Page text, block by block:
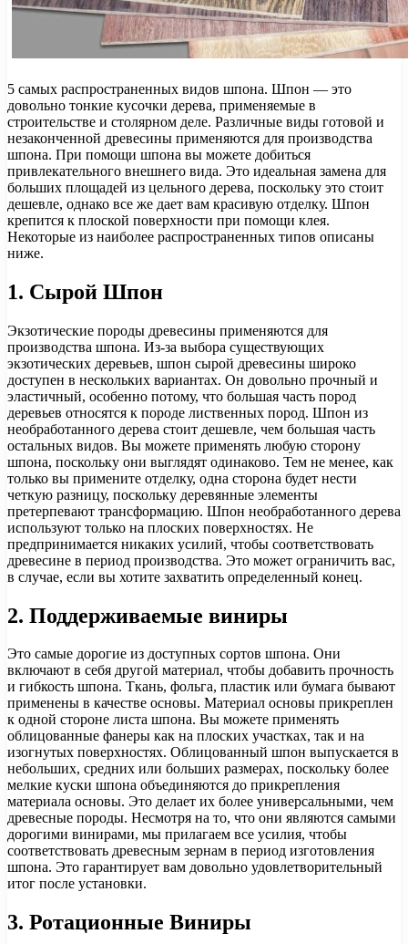
5 самых распространенных видов шпона. Шпон — это
довольно тонкие кусочки дерева, применяемые в
строительстве и столярном деле. Различные виды готовой и
незаконченной древесины применяются для производства
шпона. При помощи шпона вы можете добиться
привлекательного внешнего вида. Это идеальная замена для
больших площадей из цельного дерева, поскольку это стоит
дешевле, однако все же дает вам красивую отделку. Шпон
крепится к плоской поверхности при помощи клея.
Некоторые из наиболее распространенных типов описаны
ниже.
1. Сырой Шпон
Экзотические породы древесины применяются для
производства шпона. Из-за выбора существующих
экзотических деревьев, шпон сырой древесины широко
доступен в нескольких вариантах. Он довольно прочный и
эластичный, особенно потому, что большая часть пород
деревьев относятся к породе лиственных пород. Шпон из
необработанного дерева стоит дешевле, чем большая часть
остальных видов. Вы можете применять любую сторону
шпона, поскольку они выглядят одинаково. Тем не менее, как
только вы примените отделку, одна сторона будет нести
четкую разницу, поскольку деревянные элементы
претерпевают трансформацию. Шпон необработанного дерева
используют только на плоских поверхностях. Не
предпринимается никаких усилий, чтобы соответствовать
древесине в период производства. Это может ограничить вас,
в случае, если вы хотите захватить определенный конец.
2. Поддерживаемые виниры
Это самые дорогие из доступных сортов шпона. Они
включают в себя другой материал, чтобы добавить прочность
и гибкость шпона. Ткань, фольга, пластик или бумага бывают
применены в качестве основы. Материал основы прикреплен
к одной стороне листа шпона. Вы можете применять
облицованные фанеры как на плоских участках, так и на
изогнутых поверхностях. Облицованный шпон выпускается в
небольших, средних или больших размерах, поскольку более
мелкие куски шпона объединяются до прикрепления
материала основы. Это делает их более универсальными, чем
древесные породы. Несмотря на то, что они являются самыми
дорогими винирами, мы прилагаем все усилия, чтобы
соответствовать древесным зернам в период изготовления
шпона. Это гарантирует вам довольно удовлетворительный
итог после установки.
3. Ротационные Виниры